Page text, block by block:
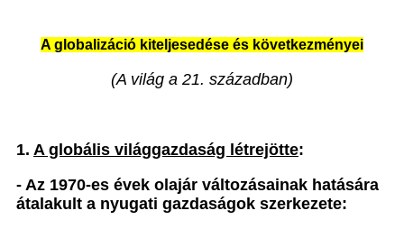
A globalizáció kiteljesedése és következményei
(A világ a 21. században)
1. A globális világgazdaság létrejötte:
- Az 1970-es évek olajár változásainak hatására
átalakult a nyugati gazdaságok szerkezete: